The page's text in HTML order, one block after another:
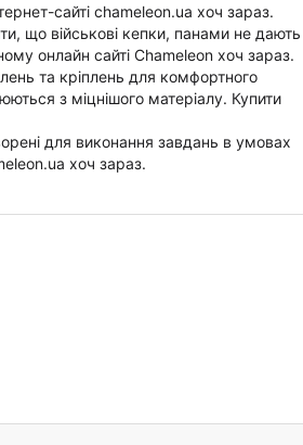
сайті chameleon.ua хоч зараз.
що військові кепки, панами не дають
онлайн сайті Chameleon хоч зараз.
та кріплень для комфортного
з міцнішого матеріалу. Купити
для виконання завдань в умовах
хоч зараз.